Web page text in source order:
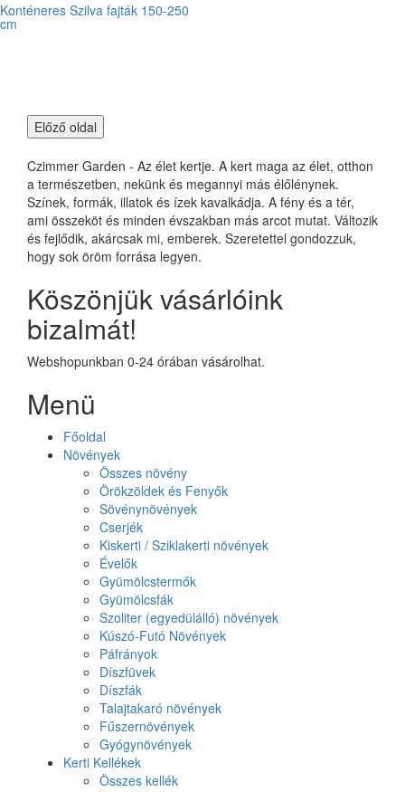
Konténeres Szilva fajták 150-250
cm
Czimmer Garden - Az élet kertje. A kert maga az élet, otthon
a természetben, nekünk és megannyi más élőlénynek.
Színek, formák, illatok és ízek kavalkádja. A fény és a tér,
ami összeköt és minden évszakban más arcot mutat. Változik
és fejlődik, akárcsak mi, emberek. Szeretettel gondozzuk,
hogy sok öröm forrása legyen.
Köszönjük vásárlóink
bizalmát!
Webshopunkban 0-24 órában vásárolhat.
Menü
Főoldal
Növények
Összes növény
Örökzöldek és Fenyők
Sövénynövények
Cserjék
Kiskerti / Sziklakerti növények
Évelők
Gyümölcstermők
Gyümölcsfák
Szoliter (egyedülálló) növények
Kúszó-Futó Növények
Páfrányok
Díszfüvek
Díszfák
Talajtakaró növények
Fűszernövények
Gyógynövények
Kerti Kellékek
Összes kellék